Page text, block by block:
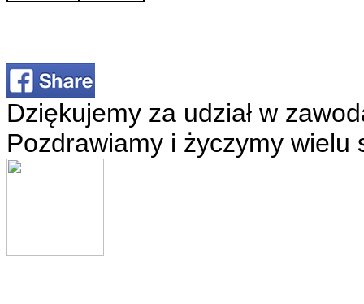
Dziękujemy za udział w
Pozdrawiamy i życzymy wielu